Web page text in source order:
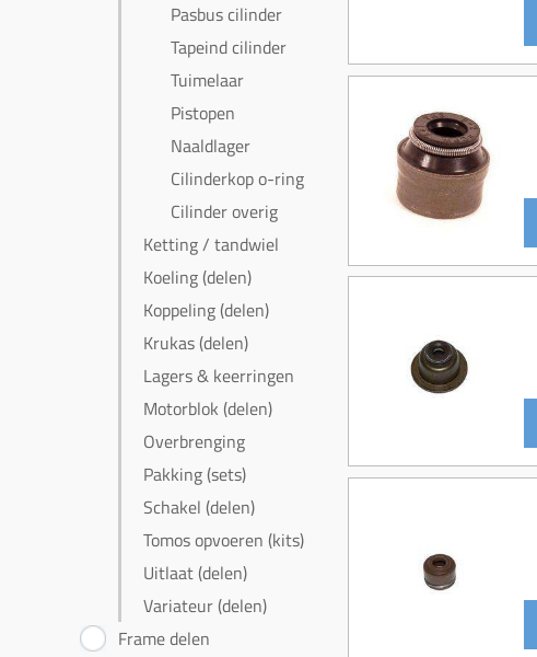
Pasbus cilinder
Tapeind cilinder
Tuimelaar
Pistopen
Naaldlager
Cilinderkop o-ring
Cilinder overig
Ketting / tandwiel
Koeling (delen)
Koppeling (delen)
Krukas (delen)
Lagers & keerringen
Motorblok (delen)
Overbrenging
Pakking (sets)
Schakel (delen)
Tomos opvoeren (kits)
Uitlaat (delen)
Variateur (delen)
Frame delen